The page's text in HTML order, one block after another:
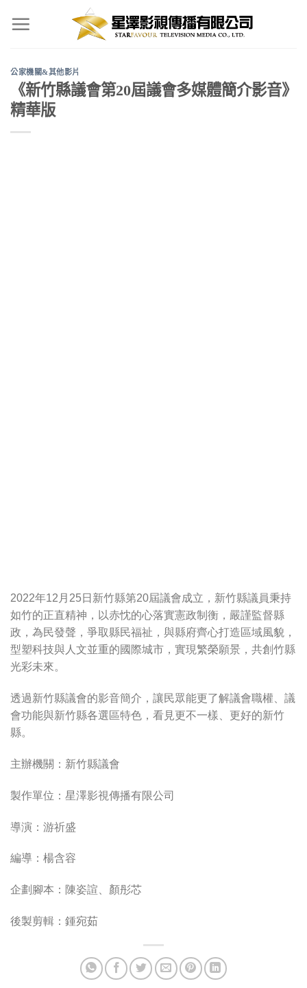
公家機關&其他影片
《新竹縣議會第20屆議會多媒體簡介影音》
精華版
2022年12月25日新竹縣第20屆議會成立，新竹縣議員秉持
如竹的正直精神，以赤忱的心落實憲政制衡，嚴謹監督縣
政，為民發聲，爭取縣民福祉，與縣府齊心打造區域風貌，
型塑科技與人文並重的國際城市，實現繁榮願景，共創竹縣
光彩未來。
透過新竹縣議會的影音簡介，讓民眾能更了解議會職權、議
會功能與新竹縣各選區特色，看見更不一樣、更好的新竹
縣。
主辦機關：新竹縣議會
製作單位：星澤影視傳播有限公司
導演：游祈盛
編導：楊含容
企劃腳本：陳姿諠、顏彤芯
後製剪輯：鍾宛茹